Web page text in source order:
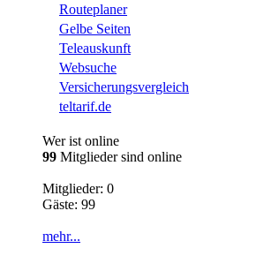
Routeplaner
Gelbe Seiten
Teleauskunft
Websuche
Versicherungsvergleich
teltarif.de
Wer ist online
99 Mitglieder sind online
Mitglieder: 0
Gäste: 99
mehr...